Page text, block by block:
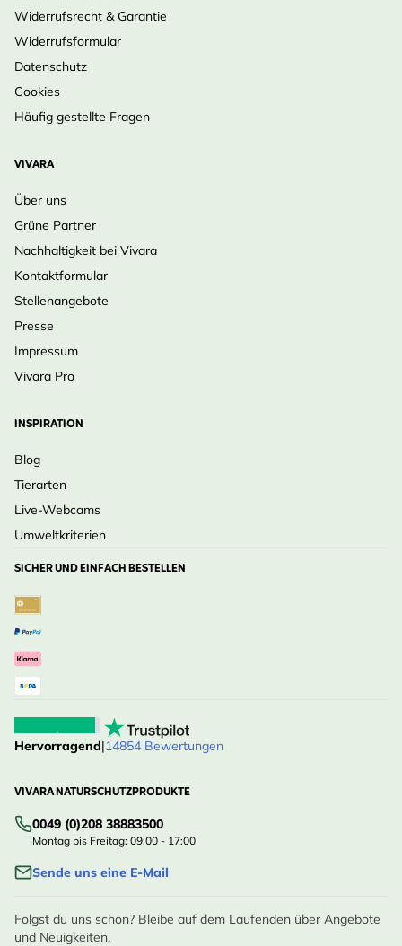
Widerrufsrecht & Garantie
Widerrufsformular
Datenschutz
Cookies
Häufig gestellte Fragen
VIVARA
Über uns
Grüne Partner
Nachhaltigkeit bei Vivara
Kontaktformular
Stellenangebote
Presse
Impressum
Vivara Pro
INSPIRATION
Blog
Tierarten
Live-Webcams
Umweltkriterien
SICHER UND EINFACH BESTELLEN
Hervorragend|14854 Bewertungen
VIVARA NATURSCHUTZPRODUKTE
0049 (0)208 38883500
Montag bis Freitag: 09:00 - 17:00
Sende uns eine E-Mail
Folgst du uns schon? Bleibe auf dem Laufenden über Angebote
und Neuigkeiten.